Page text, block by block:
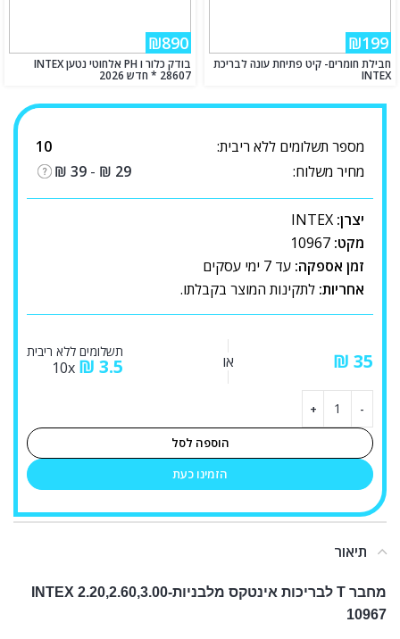
₪199
חבילת חומרים- קיט פתיחת עונה לבריכת
INTEX
₪890
בודק כלור ו PH אלחוטי נטען INTEX
28607 * חדש 2026
מספר תשלומים ללא ריבית:
10
מחיר משלוח:
₪ 29
-
₪ 39
יצרן: INTEX
מקט: 10967
זמן אספקה: עד 7 ימי עסקים
אחריות: לתקינות המוצר בקבלתו.
₪ או
תשלומים ללא ריבית
₪ 3.5
הוספה לסל
הזמינו כעת
תיאור
מחבר T לבריכות אינטקס מלבניות-2.20,2.60,3.00 INTEX
10967